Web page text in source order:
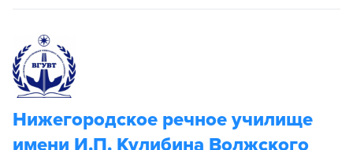
Нижегородское речное училище
имени И.П. Kyлибина Волжского